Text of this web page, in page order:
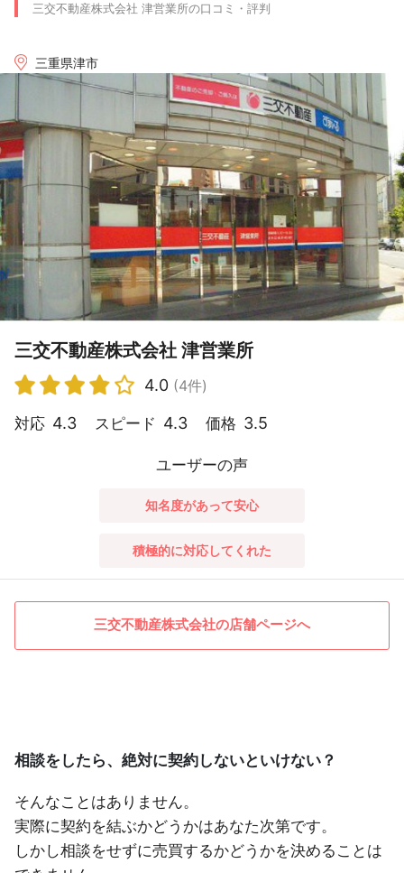
三交不動産株式会社 津営業所の口コミ・評判
三重県津市
三交不動産株式会社 津営業所
4.0 (4件)
対応 4.3 スピード 4.3 価格 3.5
ユーザーの声
知名度があって安心
積極的に対応してくれた
三交不動産株式会社の店舗ページへ
相談をしたら、絶対に契約しないといけない？
そんなことはありません。
実際に契約を結ぶかどうかはあなた次第です。
しかし相談をせずに売買するかどうかを決めることは